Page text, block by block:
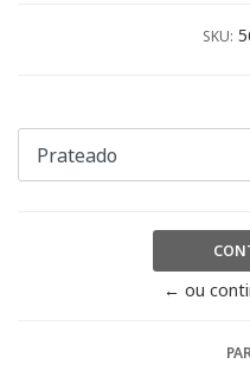
SKU:
← ou